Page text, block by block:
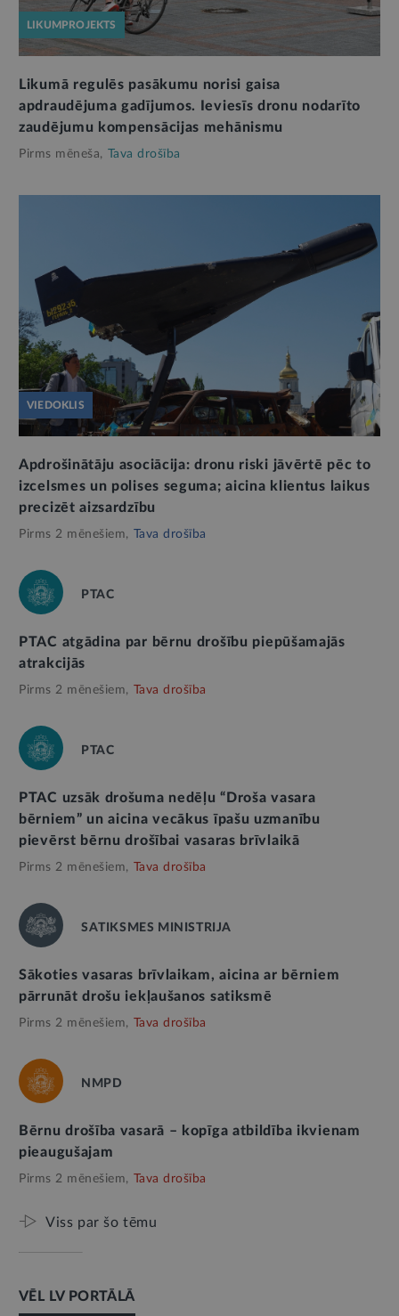
LIKUMPROJEKTS
Likumā regulēs pasākumu norisi gaisa
apdraudējuma gadījumos. Ieviesīs dronu nodarīto
zaudējumu kompensācijas mehānismu
Pirms mēneša, Tava drošība
VIEDOKLIS
Apdrošinātāju asociācija: dronu riski jāvērtē pēc to
izcelsmes un polises seguma; aicina klientus laikus
precizēt aizsardzību
Pirms 2 mēnešiem, Tava drošība
PTAC
PTAC atgādina par bērnu drošību piepūšamajās
atrakcijās
Pirms 2 mēnešiem, Tava drošība
PTAC
PTAC uzsāk drošuma nedēļu “Droša vasara
bērniem” un aicina vecākus īpašu uzmanību
pievērst bērnu drošībai vasaras brīvlaikā
Pirms 2 mēnešiem, Tava drošība
SATIKSMES MINISTRIJA
Sākoties vasaras brīvlaikam, aicina ar bērniem
pārrunāt drošu iekļaušanos satiksmē
Pirms 2 mēnešiem, Tava drošība
NMPD
Bērnu drošība vasarā – kopīga atbildība ikvienam
pieaugušajam
Pirms 2 mēnešiem, Tava drošība
Viss par šo tēmu
VĒL LV PORTĀLĀ